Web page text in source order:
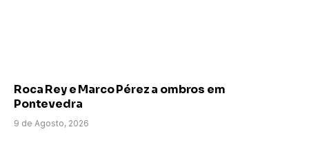
Roca Rey e Marco Pérez a ombros em
Pontevedra
9 de Agosto, 2026